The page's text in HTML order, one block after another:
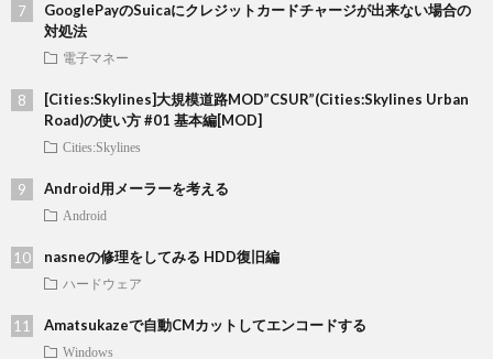
GooglePayのSuicaにクレジットカードチャージが出来ない場合の
対処法
電子マネー
[Cities:Skylines]大規模道路MOD”CSUR”(Cities:Skylines Urban
Road)の使い方 #01 基本編[MOD]
Cities:Skylines
Android用メーラーを考える
Android
nasneの修理をしてみる HDD復旧編
ハードウェア
Amatsukazeで自動CMカットしてエンコードする
Windows